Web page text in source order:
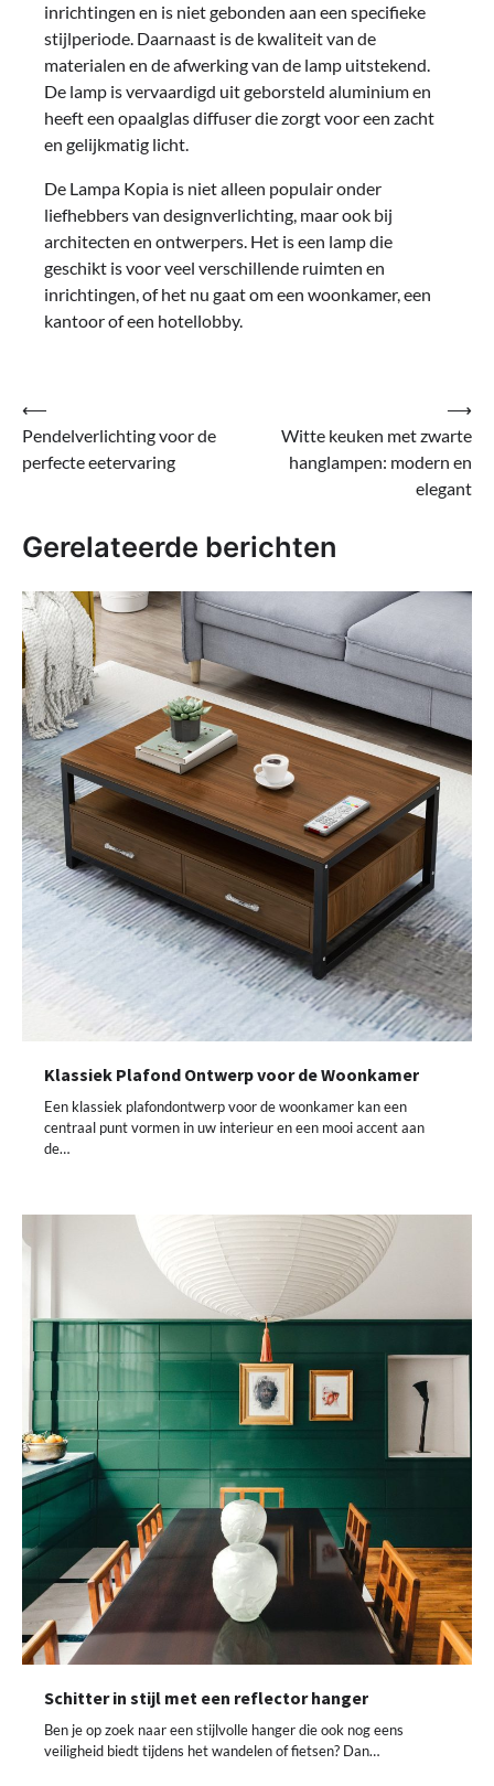
inrichtingen en is niet gebonden aan een specifieke
stijlperiode. Daarnaast is de kwaliteit van de
materialen en de afwerking van de lamp uitstekend.
De lamp is vervaardigd uit geborsteld aluminium en
heeft een opaalglas diffuser die zorgt voor een zacht
en gelijkmatig licht.
De Lampa Kopia is niet alleen populair onder
liefhebbers van designverlichting, maar ook bij
architecten en ontwerpers. Het is een lamp die
geschikt is voor veel verschillende ruimten en
inrichtingen, of het nu gaat om een woonkamer, een
kantoor of een hotellobby.
Bericht
navigatie
⟵
Pendelverlichting voor de
perfecte eetervaring
Witte keuken met zwarte
hanglampen: modern en
elegant
⟶
Gerelateerde berichten
Klassiek Plafond Ontwerp voor de Woonkamer
Een klassiek plafondontwerp voor de woonkamer kan een
centraal punt vormen in uw interieur en een mooi accent aan
de…
Schitter in stijl met een reflector hanger
Ben je op zoek naar een stijlvolle hanger die ook nog eens
veiligheid biedt tijdens het wandelen of fietsen? Dan…